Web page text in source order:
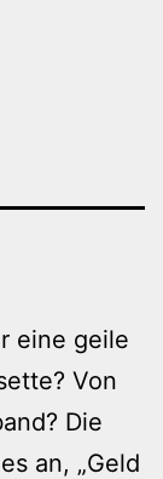
eine geile
Von
Die
an, „Geld